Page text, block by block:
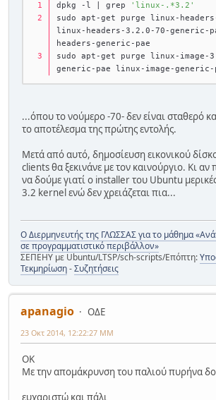
dpkg -l | grep
'linux-.*3.2'
sudo apt-get purge linux-
linux-headers-3.2.0-70-generic-
headers-generic-pae
sudo apt-get purge linux-image-
generic-pae linux-image-generic-
...όπου το νούμερο -70- δεν είναι σταθερό
το αποτέλεσμα της πρώτης εντολής.
Μετά από αυτό, δημοσίευση εικονικού
clients θα ξεκινάνε με τον καινούργιο. Κι αν
να δούμε γιατί ο installer του Ubuntu
3.2 kernel ενώ δεν χρειάζεται πια...
Ο Διερμηνευτής της ΓΛΩΣΣΑΣ για το μάθημα
σε προγραμματιστικό περιβάλλον»
ΣΕΠΕΗΥ με Ubuntu/LTSP/sch-scripts/Επόπτη:
Τεκμηρίωση-Συζητήσεις
apanagio
ΟΔΕ
23 Οκτ 2014, 12:22:27 ΜΜ
ΟΚ
Με την απομάκρυνση του παλιού πυρήνα
ευχαριστώ και πάλι